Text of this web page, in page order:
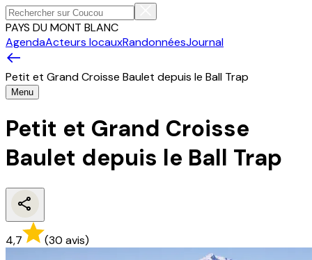
PAYS DU MONT BLANC
AgendaActeurs locauxRandonnéesJournal
Petit et Grand Croisse Baulet depuis le Ball Trap
Menu
Petit et Grand Croisse
Baulet depuis le Ball Trap
4,7 (30 avis)